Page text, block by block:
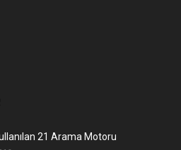
21 Arama Motoru